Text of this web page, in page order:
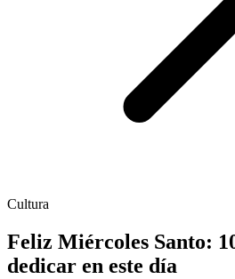
Cultura
Feliz Miércoles Santo:
dedicar en este día